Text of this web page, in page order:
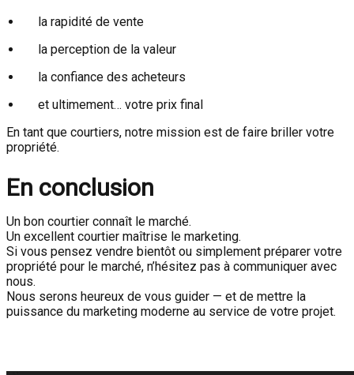
la rapidité de vente
la perception de la valeur
la confiance des acheteurs
et ultimement… votre prix final
En tant que courtiers, notre mission est de faire briller votre
propriété.
En conclusion
Un bon courtier connaît le marché.
Un excellent courtier maîtrise le marketing.
Si vous pensez vendre bientôt ou simplement préparer votre
propriété pour le marché, n’hésitez pas à communiquer avec
nous.
Nous serons heureux de vous guider — et de mettre la
puissance du marketing moderne au service de votre projet.